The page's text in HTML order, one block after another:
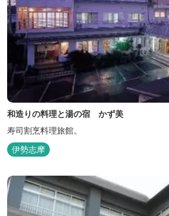
和造りの料理と湯の宿 かず美
寿司割烹料理旅館。
伊勢志摩